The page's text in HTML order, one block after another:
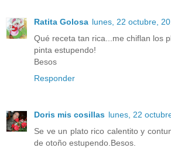
Ratita Golosa lunes, 22 octubre,
Qué receta tan rica...me chiflan los
pinta estupendo!
Besos
Responder
Doris mis cosillas lunes, 22
Se ve un plato rico calentito y
de otoño estupendo.Besos.